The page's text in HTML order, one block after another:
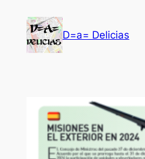
contenido
D=a= Delicias